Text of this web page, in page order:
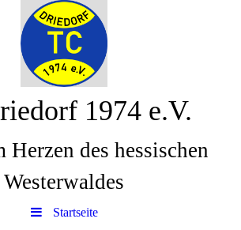
1974 e.V.
des hessischen
Westerwaldes
Startseite